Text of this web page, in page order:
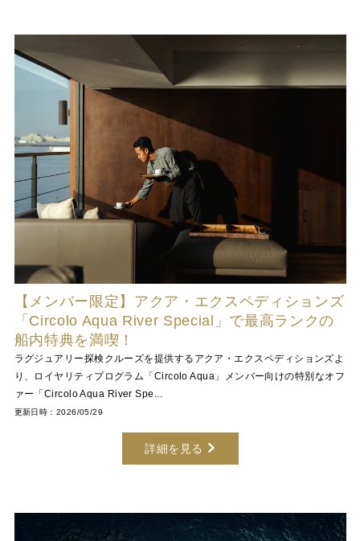
【メンバー限定】アクア・エクスペディションズ
「Circolo Aqua River Special」で最高ランクの
船内特典を満喫！
ラグジュアリー探検クルーズを提供するアクア・エクスペディションズよ
り、ロイヤリティプログラム「Circolo Aqua」メンバー向けの特別なオフ
ァー「Circolo Aqua River Spe...
更新日時：2026/05/29
詳細を見る